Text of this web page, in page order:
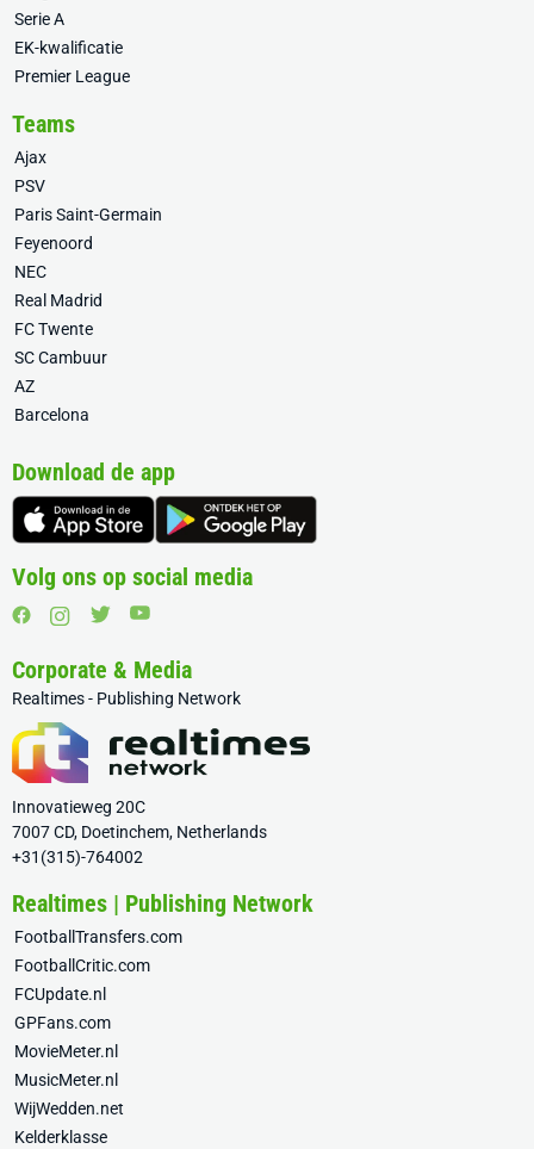
Serie A
EK-kwalificatie
Premier League
Teams
Ajax
PSV
Paris Saint-Germain
Feyenoord
NEC
Real Madrid
FC Twente
SC Cambuur
AZ
Barcelona
Download de app
Volg ons op social media
Corporate & Media
Realtimes - Publishing Network
Innovatieweg 20C
7007 CD, Doetinchem, Netherlands
+31(315)-764002
Realtimes | Publishing Network
FootballTransfers.com
FootballCritic.com
FCUpdate.nl
GPFans.com
MovieMeter.nl
MusicMeter.nl
WijWedden.net
Kelderklasse